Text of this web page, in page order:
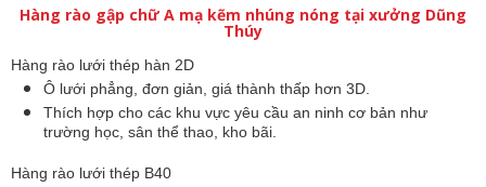
Hàng rào gập chữ A mạ kẽm nhúng nóng tại xưởng Dũng
Thúy
Hàng rào lưới thép hàn 2D
Ô lưới phẳng, đơn giản, giá thành thấp hơn 3D.
Thích hợp cho các khu vực yêu cầu an ninh cơ bản như
trường học, sân thể thao, kho bãi.
Hàng rào lưới thép B40